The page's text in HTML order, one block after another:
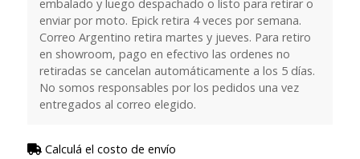
embalado y luego despachado o listo para retirar o
enviar por moto. Epick retira 4 veces por semana.
Correo Argentino retira martes y jueves. Para retiro
en showroom, pago en efectivo las ordenes no
retiradas se cancelan automáticamente a los 5 días.
No somos responsables por los pedidos una vez
entregados al correo elegido.
Calculá el costo de envío